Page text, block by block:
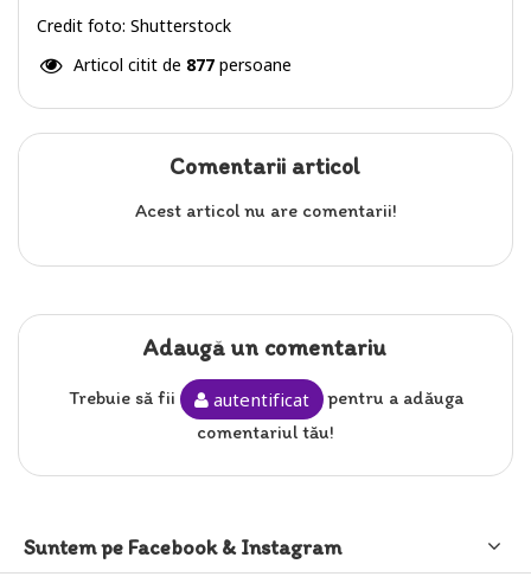
Credit foto: Shutterstock
Articol citit de 877 persoane
Comentarii articol
Acest articol nu are comentarii!
Adaugă un comentariu
Trebuie să fii autentificat
pentru a adăuga
comentariul tău!
Suntem pe Facebook & Instagram